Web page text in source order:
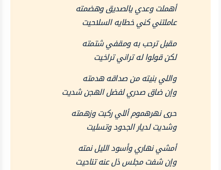
أهملت وعدي يالصديق وهضمته
عاملتني كني خطايه السلاحيت
مقبل ترحب به ومقفي شتمته
لكن قولوا له تراني تراخيت
واللي بنيته من صداقه هدمته
وإن ضاق صدري لفضل الهجن شديت
حرى نهرهموم أللي ركبت وزهمته
وشديت لديار الجدود وتسليت
أمشي نهاري وأسود الليل نمته
وإن شفت مجلس ذل عنه تناحيت